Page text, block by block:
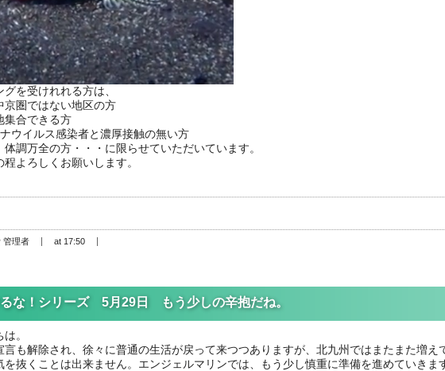
を受けれれる方は、
京圏ではない地区の方
集合できる方
ウイルス感染者と濃厚接触の無い方
体調万全の方・・・に限らせていただいています。
よろしくお願いします。
管理者 at 17:50
な！シリーズ 5月29日 もう少しの辛抱だね。
。
言も解除され、徐々に普通の生活が戻って来つつありますが、北九州ではまたまた増え
抜くことは出来ません。エンジェルマリンでは、もう少し慎重に準備を進めていきま